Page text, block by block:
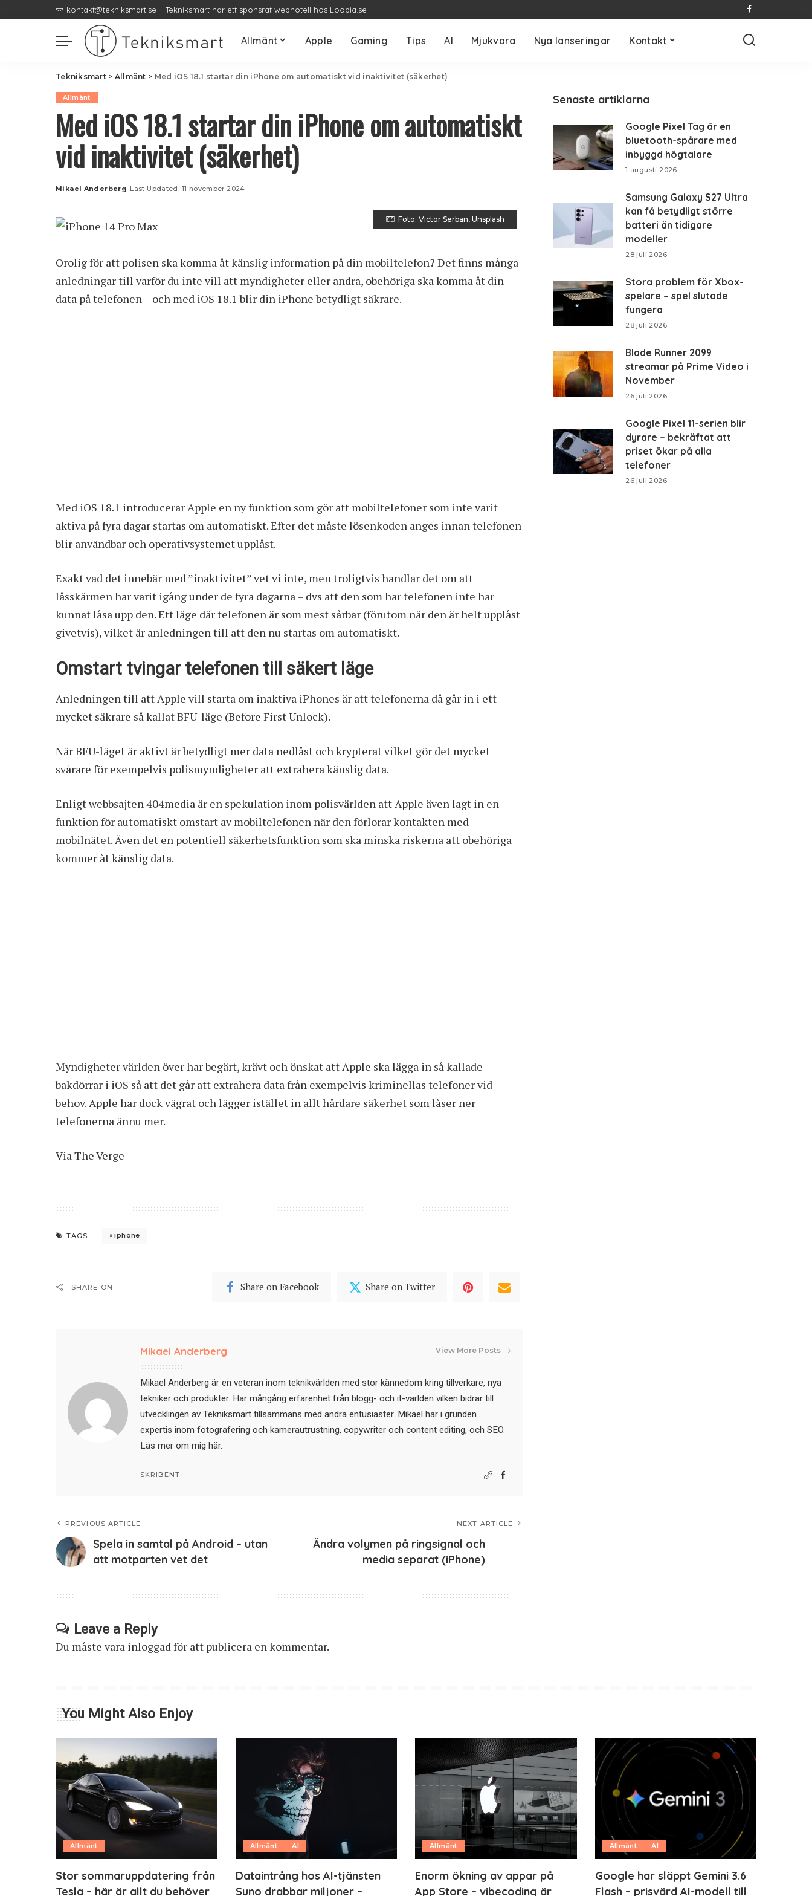
kontakt@tekniksmart.se Tekniksmart har ett sponsrat webhotell hos Loopia.se
Allmänt Apple Gaming Tips AI Mjukvara Nya lanseringar Kontakt
Tekniksmart> Allmänt > Med iOS 18.1 startar din iPhone om automatiskt vid inaktivitet (säkerhet)
Allmänt
Med iOS 18.1 startar din iPhone om automatiskt
vid inaktivitet (säkerhet)
Posted
Mikael Anderberg Last Updated: 11 november 2024
Foto: Victor Serban, Unsplash
Orolig för att polisen ska komma åt känslig information på din mobiltelefon? Det finns många
anledningar till varför du inte vill att myndigheter eller andra, obehöriga ska komma åt din
data på telefonen – och med iOS 18.1 blir din iPhone betydligt säkrare.
Med iOS 18.1 introducerar Apple en ny funktion som gör att mobiltelefoner som inte varit
aktiva på fyra dagar startas om automatiskt. Efter det måste lösenkoden anges innan telefonen
blir användbar och operativsystemet upplåst.
Exakt vad det innebär med ”inaktivitet” vet vi inte, men troligtvis handlar det om att
låsskärmen har varit igång under de fyra dagarna – dvs att den som har telefonen inte har
kunnat låsa upp den. Ett läge där telefonen är som mest sårbar (förutom när den är helt upplåst
givetvis), vilket är anledningen till att den nu startas om automatiskt.
Omstart tvingar telefonen till säkert läge
Anledningen till att Apple vill starta om inaktiva iPhones är att telefonerna då går in i ett
mycket säkrare så kallat BFU-läge (Before First Unlock).
När BFU-läget är aktivt är betydligt mer data nedlåst och krypterat vilket gör det mycket
svårare för exempelvis polismyndigheter att extrahera känslig data.
Enligt webbsajten 404media är en spekulation inom polisvärlden att Apple även lagt in en
funktion för automatiskt omstart av mobiltelefonen när den förlorar kontakten med
mobilnätet. Även det en potentiell säkerhetsfunktion som ska minska riskerna att obehöriga
kommer åt känslig data.
Myndigheter världen över har begärt, krävt och önskat att Apple ska lägga in så kallade
bakdörrar i iOS så att det går att extrahera data från exempelvis kriminellas telefoner vid
behov. Apple har dock vägrat och lägger istället in allt hårdare säkerhet som låser ner
telefonerna ännu mer.
Via The Verge
TAGS: iphone
SHARE ON Share on Facebook Share on Twitter
Mikael Anderberg View More Posts
Mikael Anderberg är en veteran inom teknikvärlden med stor kännedom kring tillverkare, nya
tekniker och produkter. Har mångårig erfarenhet från blogg- och it-världen vilken bidrar till
utvecklingen av Tekniksmart tillsammans med andra entusiaster. Mikael har i grunden
expertis inom fotografering och kamerautrustning, copywriter och content editing, och SEO.
Läs mer om mig här.
SKRIBENT
PREVIOUS ARTICLE
Spela in samtal på Android – utan
att motparten vet det
NEXT ARTICLE
Ändra volymen på ringsignal och
media separat (iPhone)
Leave a Reply
Du måste vara inloggad för att publicera en kommentar.
Senaste artiklarna
Google Pixel Tag är en
bluetooth-spårare med
inbyggd högtalare
1 augusti 2026
Samsung Galaxy S27 Ultra
kan få betydligt större
batteri än tidigare
modeller
28 juli 2026
Stora problem för Xbox-
spelare – spel slutade
fungera
28 juli 2026
Blade Runner 2099
streamar på Prime Video i
November
26 juli 2026
Google Pixel 11-serien blir
dyrare – bekräftat att
priset ökar på alla
telefoner
26 juli 2026
You Might Also Enjoy
Allmänt
Stor sommaruppdatering från
Tesla – här är allt du behöver
Allmänt AI
Dataintrång hos AI-tjänsten
Suno drabbar miljoner –
Allmänt
Enorm ökning av appar på
App Store – vibecoding är
Allmänt AI
Google har släppt Gemini 3.6
Flash – prisvärd AI-modell till